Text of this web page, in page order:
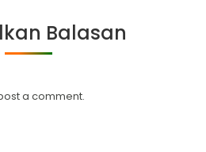
Balasan
a comment.